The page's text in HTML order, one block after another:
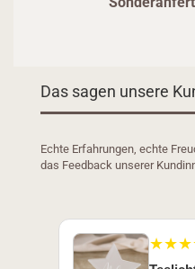
Das sagen unsere
Echte Erfahrungen, echte
das Feedback unserer